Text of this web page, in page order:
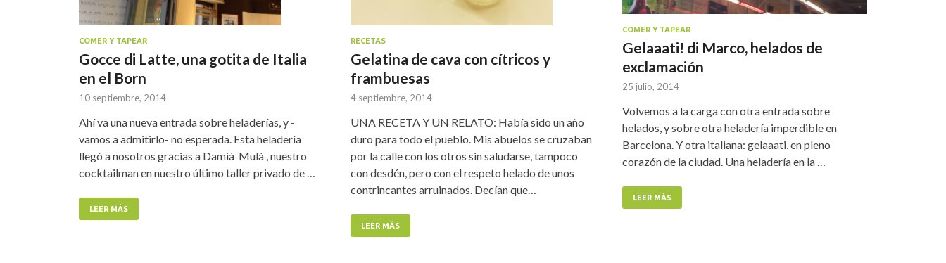
COMER Y TAPEAR
Gocce di Latte, una gotita de Italia
en el Born
10 septiembre, 2014
Ahí va una nueva entrada sobre heladerías, y -
vamos a admitirlo- no esperada. Esta heladería
llegó a nosotros gracias a Damià Mulà , nuestro
cocktailman en nuestro último taller privado de …
LEER MÁS
RECETAS
Gelatina de cava con cítricos y
frambuesas
4 septiembre, 2014
UNA RECETA Y UN RELATO: Había sido un año
duro para todo el pueblo. Mis abuelos se cruzaban
por la calle con los otros sin saludarse, tampoco
con desdén, pero con el respeto helado de unos
contrincantes arruinados. Decían que…
LEER MÁS
COMER Y TAPEAR
Gelaaati! di Marco, helados de
exclamación
25 julio, 2014
Volvemos a la carga con otra entrada sobre
helados, y sobre otra heladería imperdible en
Barcelona. Y otra italiana: gelaaati, en pleno
corazón de la ciudad. Una heladería en la …
LEER MÁS